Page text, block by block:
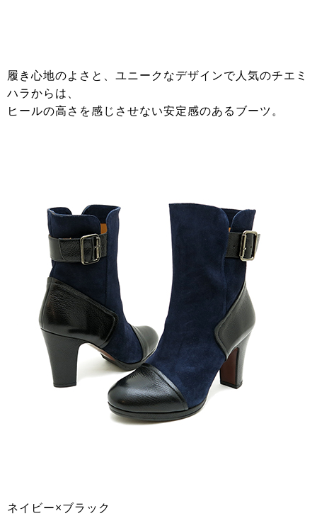
履き心地のよさと、ユニークなデザインで人気のチエミ
ハラからは、
ヒールの高さを感じさせない安定感のあるブーツ。
ネイビー×ブラック